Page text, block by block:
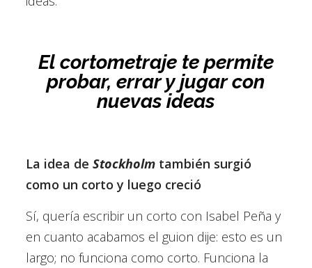
El cortometraje te permite
probar, errar y jugar con
nuevas ideas
La idea de Stockholmtambién surgió
como un corto y luego creció
Sí, quería escribir un corto con Isabel Peña y
en cuanto acabamos el guion dije: esto es un
largo; no funciona como corto. Funciona la